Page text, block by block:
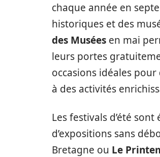
chaque année en
historiques et des
des Musées en mai
leurs portes
occasions idéales
à des activités
Les festivals d’été
d’expositions sans
Bretagne ou Le